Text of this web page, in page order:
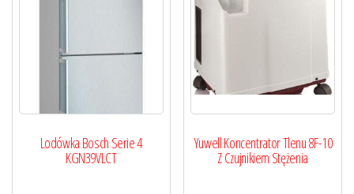
Lodówka Bosch Serie 4
KGN39VLCT
Yuwell Koncentrator Tlenu 8F-10
Z Czujnikiem Stężenia